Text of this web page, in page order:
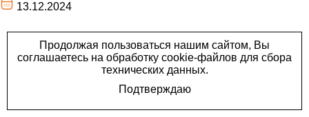
13.12.2024
Традиционно аллергики
обращаются за помощью в
пик обострения, когда